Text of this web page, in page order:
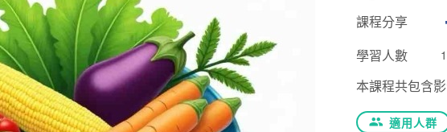
課程分享
學習人數
本課程共包含
適用人群